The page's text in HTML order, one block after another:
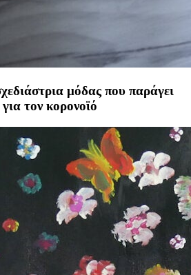
μόδας που παράγει
τον κορονοϊό